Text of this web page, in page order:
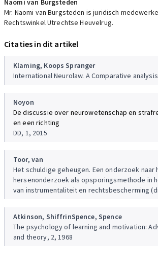
Naomi van Burgsteden
Mr. Naomi van Burgsteden is juridisch
Rechtswinkel Utrechtse Heuvelrug.
Citaties in dit artikel
Klaming, Koops Spranger
International Neurolaw. A Comparative
Noyon
De discussie over neurowetenschap en
en een richting
DD, 1, 2015
Toor, van
Het schuldige geheugen. Een onderzoek naar
hersenonderzoek als opsporingsmethode in
van instrumentaliteit en rechtsbescherming
Atkinson, ShiffrinSpence, Spence
The psychology of learning and motivation:
and theory, 2, 1968